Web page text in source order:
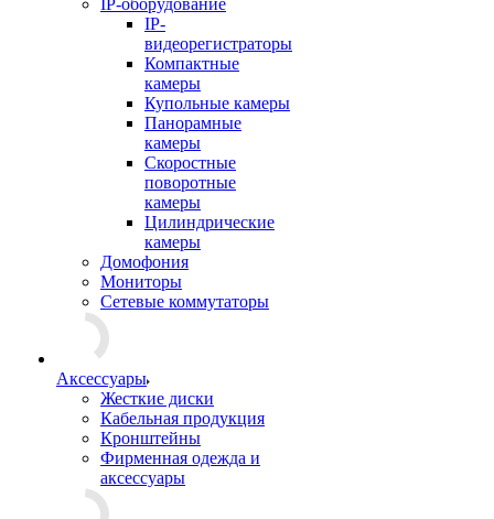
IP-оборудование
IP-
видеорегистраторы
Компактные
камеры
Купольные камеры
Панорамные
камеры
Скоростные
поворотные
камеры
Цилиндрические
камеры
Домофония
Мониторы
Сетевые коммутаторы
Аксессуары
Жесткие диски
Кабельная продукция
Кронштейны
Фирменная одежда и
аксессуары